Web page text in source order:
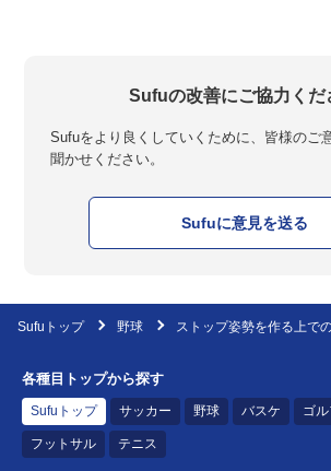
Sufuの改善にご協力くだ
Sufuをより良くしていくために、皆様のご
聞かせください。
Sufuに意見を送る
Sufuトップ 野球 ストップ姿勢を作る上で
各種目トップから探す
Sufuトップ サッカー 野球 バスケ ゴル
フットサル テニス